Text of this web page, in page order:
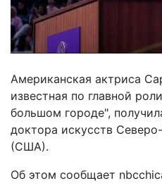
Американская актриса
известная по главной
большом городе",
доктора искусств
(США).
Об этом сообщает